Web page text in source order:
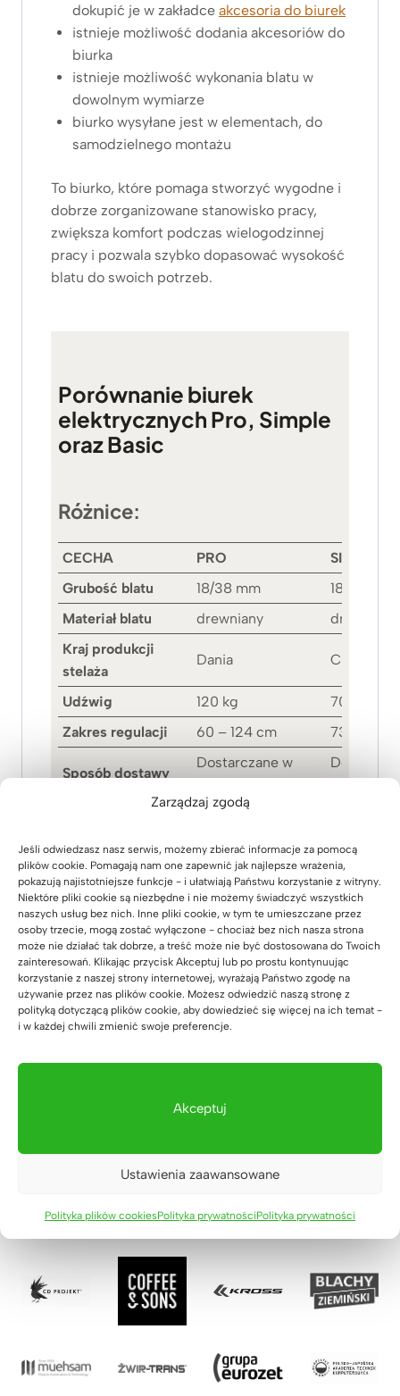
Zarządzaj zgodą
Jeśli odwiedzasz nasz serwis, możemy zbierać informacje za pomocą
plików cookie. Pomagają nam one zapewnić jak najlepsze wrażenia,
pokazują najistotniejsze funkcje - i ułatwiają Państwu korzystanie z witryny.
Niektóre pliki cookie są niezbędne i nie możemy świadczyć wszystkich
naszych usług bez nich. Inne pliki cookie, w tym te umieszczane przez
osoby trzecie, mogą zostać wyłączone - chociaż bez nich nasza strona
może nie działać tak dobrze, a treść może nie być dostosowana do Twoich
zainteresowań. Klikając przycisk Akceptuj lub po prostu kontynuując
korzystanie z naszej strony internetowej, wyrażają Państwo zgodę na
używanie przez nas plików cookie. Możesz odwiedzić naszą stronę z
polityką dotyczącą plików cookie, aby dowiedzieć się więcej na ich temat -
i w każdej chwili zmienić swoje preferencje.
Akceptuj
Ustawienia zaawansowane
Polityka plików cookiesPolityka prywatnościPolityka prywatności
dokupić je w zakładce akcesoria do biurek
istnieje możliwość dodania akcesoriów do
biurka
istnieje możliwość wykonania blatu w
dowolnym wymiarze
biurko wysyłane jest w elementach, do
samodzielnego montażu
To biurko, które pomaga stworzyć wygodne i
dobrze zorganizowane stanowisko pracy,
zwiększa komfort podczas wielogodzinnej
pracy i pozwala szybko dopasować wysokość
blatu do swoich potrzeb.
Porównanie biurek
elektrycznych Pro, Simple
oraz Basic
Różnice:
CECHA PRO
SIMPLE
Grubość blatu
18/38 mm
18 mm
Materiał blatu
drewniany
drewniany
Kraj produkcji
stelaża
Dania Chiny
Udźwig 120 kg
70 kg
Zakres regulacji
60 – 124 cm 73,5 – 118
Sposób dostawy
Dostarczane w
Aplikacja,